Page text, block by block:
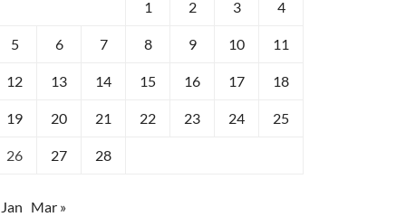
1 2 3 4
5 6 7 8 9 10 11
12 13 14 15 16 17 18
19 20 21 22 23 24 25
26 27 28
Mar »